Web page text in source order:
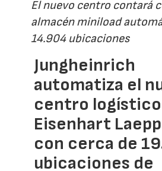
El nuevo centro contará
almacén miniload
14.904 ubicaciones
Jungheinrich
automatiza el
centro
Eisenhart
con cerca de
ubicaciones de